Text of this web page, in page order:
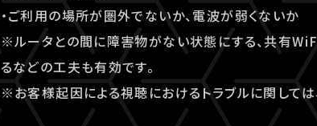
・ご利用の場所が圏外でないか、電波が弱くないか
※ルータとの間に障害物がない状態にする、共有
るなどの工夫も有効です。
※お客様起因による視聴におけるトラブルに関して